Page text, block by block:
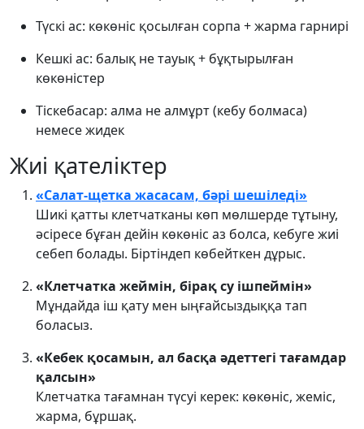
Түскі ас: көкөніс қосылған сорпа + жарма гарнирі
Кешкі ас: балық не тауық + бұқтырылған
көкөністер
Тіскебасар: алма не алмұрт (кебу болмаса)
немесе жидек
Жиі қателіктер
«Салат-щетка жасасам, бәрі шешіледі»
Шикі қатты клетчатканы көп мөлшерде тұтыну,
әсіресе бұған дейін көкөніс аз болса, кебуге жиі
себеп болады. Біртіндеп көбейткен дұрыс.
«Клетчатка жеймін, бірақ су ішпеймін»
Мұндайда іш қату мен ыңғайсыздыққа тап
боласыз.
«Кебек қосамын, ал басқа әдеттегі тағамдар
қалсын»
Клетчатка тағамнан түсуі керек: көкөніс, жеміс,
жарма, бұршақ.